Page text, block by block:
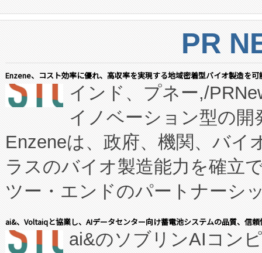
PR
Enzene、コスト効率に優れ、高収率を実現する地域密着型バイオ製造を
インド、プネー,/
イノベーション型の
Enzeneは、政府、機関、バイ
ラスのバイオ製造能力を確立
ツー・エンドのパートナーシ
表しました。 同社の実績ある
manufacturing™ (FCCM™) プ
ai&、Voltaiqと協業し、AIデータセンター向け蓄電池システムの品質、信
ai&のソブリンAIコン